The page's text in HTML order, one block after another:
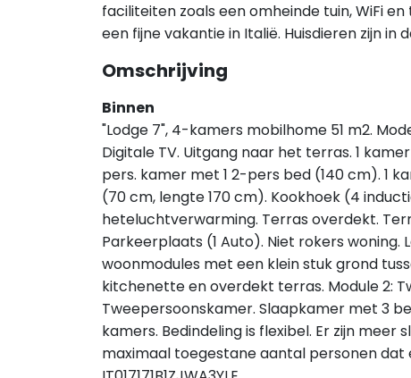
faciliteiten zoals een omheinde tuin, WiFi
een fijne vakantie in Italië. Huisdieren zijn
Omschrijving
Binnen
"Lodge 7", 4-kamers mobilhome 51 m2.
Digitale TV. Uitgang naar het terras. 1
pers. kamer met 1 2-pers bed (140 cm). 1
(70 cm, lengte 170 cm). Kookhoek (4
heteluchtverwarming. Terras overdekt.
Parkeerplaats (1 Auto). Niet rokers
woonmodules met een klein stuk grond
kitchenette en overdekt terras. Module 2:
Tweepersoonskamer. Slaapkamer met 3
kamers. Bedindeling is flexibel. Er zijn
maximaal toegestane aantal personen